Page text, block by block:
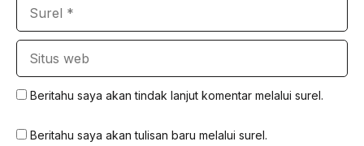
Beritahu saya akan tindak lanjut komentar melalui surel.
Beritahu saya akan tulisan baru melalui surel.